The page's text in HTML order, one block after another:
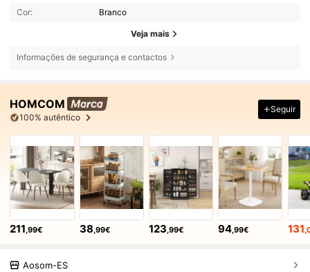
Cor: Branco
Veja mais
Informações de segurança e contactos
HOMCOM
100% autêntico
Seguir
211,99€ 38,99€ 123,99€ 94,99€ 131
Aosom-ES